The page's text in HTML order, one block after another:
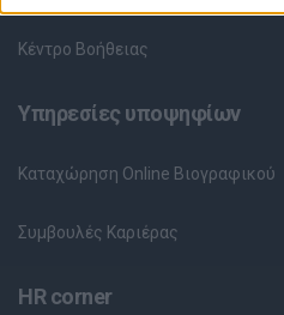
Κέντρο Βοήθειας
Υπηρεσίες υποψηφίων
Καταχώρηση Online Βιογραφικού
Συμβουλές Καριέρας
HR corner